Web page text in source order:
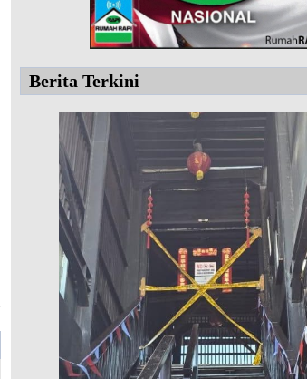
Berita Terkini